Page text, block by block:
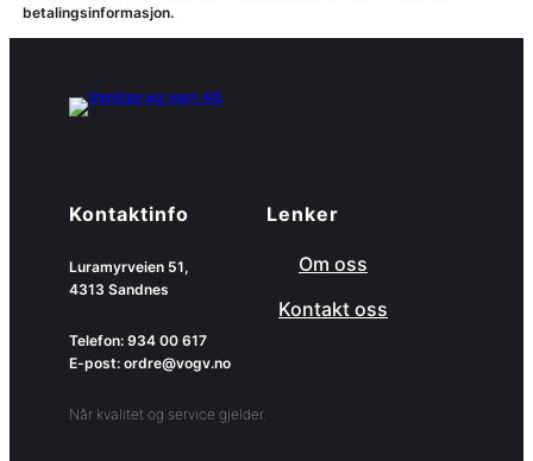
betalingsinformasjon.
Kontaktinfo
Luramyrveien 51,
4313 Sandnes
Telefon: 934 00 617
E-post: ordre@vogv.no
Når kvalitet og service gjelder.
Lenker
Om oss
Kontakt oss